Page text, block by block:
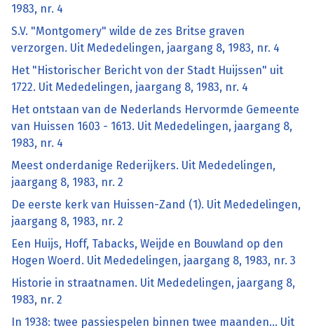
1983, nr. 4
S.V. "Montgomery" wilde de zes Britse graven
verzorgen. Uit Mededelingen, jaargang 8, 1983, nr. 4
Het "Historischer Bericht von der Stadt Huijssen" uit
1722. Uit Mededelingen, jaargang 8, 1983, nr. 4
Het ontstaan van de Nederlands Hervormde Gemeente
van Huissen 1603 - 1613. Uit Mededelingen, jaargang 8,
1983, nr. 4
Meest onderdanige Rederijkers. Uit Mededelingen,
jaargang 8, 1983, nr. 2
De eerste kerk van Huissen-Zand (1). Uit Mededelingen,
jaargang 8, 1983, nr. 2
Een Huijs, Hoff, Tabacks, Weijde en Bouwland op den
Hogen Woerd. Uit Mededelingen, jaargang 8, 1983, nr. 3
Historie in straatnamen. Uit Mededelingen, jaargang 8,
1983, nr. 2
In 1938: twee passiespelen binnen twee maanden... Uit